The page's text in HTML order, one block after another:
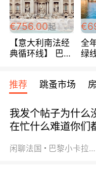
€756.00起
【意大利南法经
典循环线】 巴黎
宾馆 108欧/天起
全程756欧/位
全
绿
欧
推荐 跳蚤市场
我发个帖子为什么
在忙什么难道你们
闲聊法国 巴黎小卡拉咪